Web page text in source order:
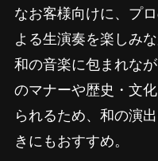
なお客様向けに、プ
よる生演奏を楽しみ
和の音楽に包まれな
のマナーや歴史・文
られるため、和の演
きにもおすすめ。